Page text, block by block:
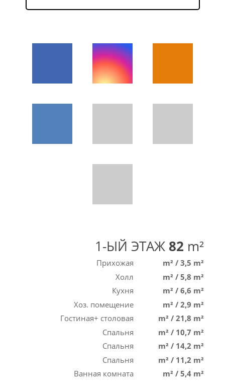
1-ЫЙ ЭТАЖ 82 m²
Прихожая m² / 3,5 m²
Холл
m² / 5,8 m²
Кухня
m² / 6,6 m²
Хоз. помещение
m² / 2,9 m²
Гостиная+ столовая
m² / 21,8 m²
Спальня
m² / 10,7 m²
Спальня
m² / 14,2 m²
Спальня
m² / 11,2 m²
Ванная комната
m² / 5,4 m²